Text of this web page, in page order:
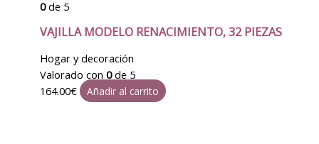
0de 5
VAJILLA MODELO RENACIMIENTO, 32 PIEZAS
Hogar y decoración
Valorado con 0de 5
164.00€ Añadir al carrito